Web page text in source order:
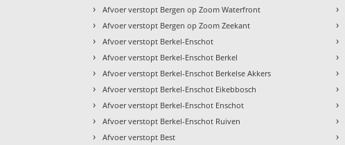
› Afvoer verstopt Bergen op Zoom Waterfront
› Afvoer verstopt Bergen op Zoom Zeekant
› Afvoer verstopt Berkel-Enschot
› Afvoer verstopt Berkel-Enschot Berkel
› Afvoer verstopt Berkel-Enschot Berkelse Akkers
› Afvoer verstopt Berkel-Enschot Eikebbosch
› Afvoer verstopt Berkel-Enschot Enschot
› Afvoer verstopt Berkel-Enschot Ruiven
› Afvoer verstopt Best
›
›
›
›
›
›
›
›
›